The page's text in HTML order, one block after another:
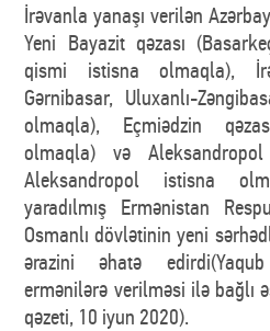
İrəvanla yanaşı verilən
Yeni Bayazit qəzası
qismi istisna olmaqla),
Gərnibasar, Uluxanlı-
olmaqla), Eçmiədzin
olmaqla) və
Aleksandropol istisna
yaradılmış Ermənistan
Osmanlı dövlətinin yeni
ərazini əhatə
ermənilərə verilməsi ilə bağlı
qəzeti, 10 iyun 2020).